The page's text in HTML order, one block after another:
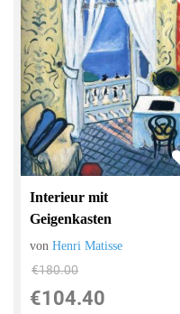
Interieur mit
Geigenkasten
vonHenri Matisse
€180.00
€104.40